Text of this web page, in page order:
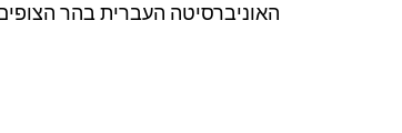
האוניברסיטה העברית בהר